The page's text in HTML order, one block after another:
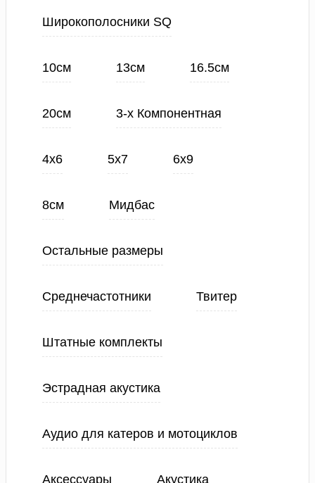
Широкополосники SQ
10см 13см 16.5см
20см 3-х Компонентная
4х6 5х7 6х9
8см Мидбас
Остальные размеры
Среднечастотники Твитер
Штатные комплекты
Эстрадная акустика
Аудио для катеров и мотоциклов
Аксессуары Акустика